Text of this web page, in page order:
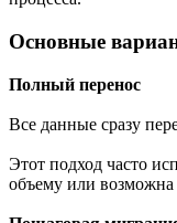
Основные
Полный перенос
Все данные сразу
Этот подход часто
объему или возможна